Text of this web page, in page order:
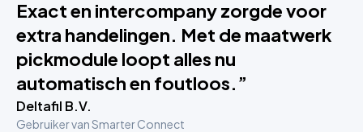
Exact en intercompany zorgde voor
extra handelingen. Met de maatwerk
pickmodule loopt alles nu
automatisch en foutloos.”
Deltafil B.V.
Gebruiker van Smarter Connect